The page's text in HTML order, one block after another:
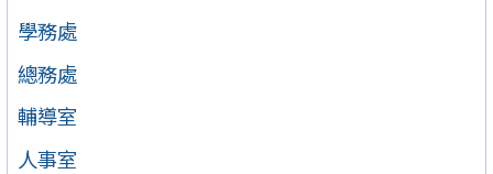
學務處
總務處
輔導室
人事室